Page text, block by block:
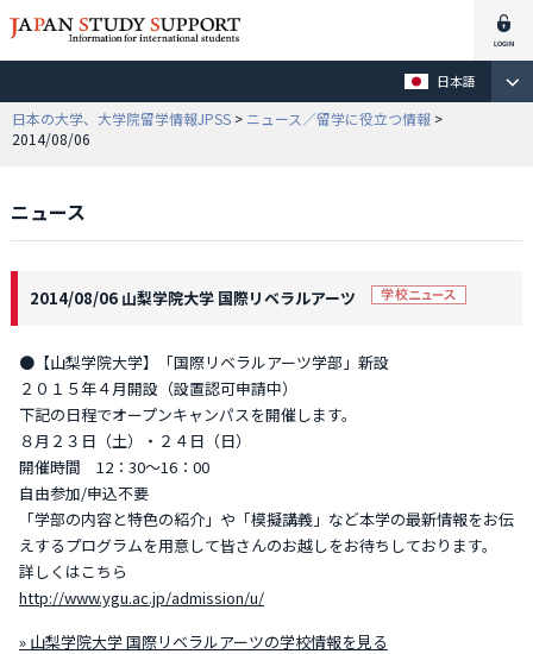
日本語
日本の大学、大学院留学情報JPSS > ニュース／留学に役立つ情報 >
2014/08/06
ニュース
2014/08/06 山梨学院大学 国際リベラルアーツ
●【山梨学院大学】「国際リベラルアーツ学部」新設
２０１５年４月開設（設置認可申請中）
下記の日程でオープンキャンパスを開催します。
８月２３日（土）・２４日（日）
開催時間 12：30～16：00
自由参加/申込不要
「学部の内容と特色の紹介」や「模擬講義」など本学の最新情報をお伝
えするプログラムを用意して皆さんのお越しをお待ちしております。
詳しくはこちら
http://www.ygu.ac.jp/admission/u/
» 山梨学院大学 国際リベラルアーツの学校情報を見る